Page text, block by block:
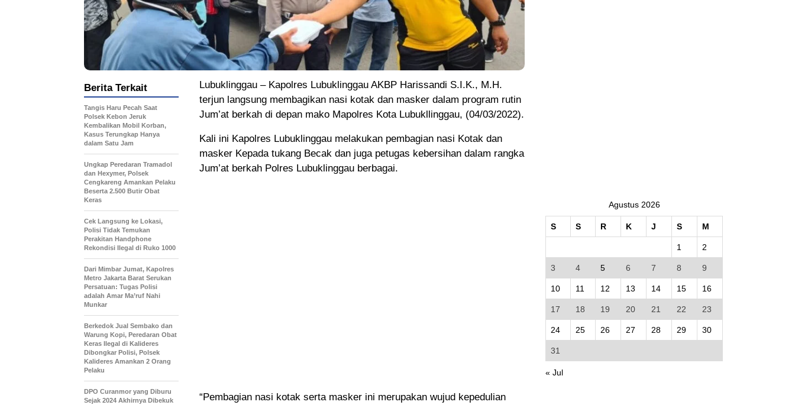
Lubuklinggau – Kapolres Lubuklinggau AKBP Harissandi S.I.K., M.H.
terjun langsung membagikan nasi kotak dan masker dalam program rutin
Jum’at berkah di depan mako Mapolres Kota Lubukllinggau, (04/03/2022).
Kali ini Kapolres Lubuklinggau melakukan pembagian nasi Kotak dan
masker Kepada tukang Becak dan juga petugas kebersihan dalam rangka
Jum’at berkah Polres Lubuklinggau berbagai.
“Pembagian nasi kotak serta masker ini merupakan wujud kepedulian
Berita Terkait
Tangis Haru Pecah Saat
Polsek Kebon Jeruk
Kembalikan Mobil Korban,
Kasus Terungkap Hanya
dalam Satu Jam
Ungkap Peredaran Tramadol
dan Hexymer, Polsek
Cengkareng Amankan Pelaku
Beserta 2.500 Butir Obat
Keras
Cek Langsung ke Lokasi,
Polisi Tidak Temukan
Perakitan Handphone
Rekondisi Ilegal di Ruko 1000
Dari Mimbar Jumat, Kapolres
Metro Jakarta Barat Serukan
Persatuan: Tugas Polisi
adalah Amar Ma’ruf Nahi
Munkar
Berkedok Jual Sembako dan
Warung Kopi, Peredaran Obat
Keras Ilegal di Kalideres
Dibongkar Polisi, Polsek
Kalideres Amankan 2 Orang
Pelaku
DPO Curanmor yang Diburu
Sejak 2024 Akhirnya Dibekuk
Agustus 2026
S S R K J S M
1 2
3 4 5 6 7 8 9
10 11 12 13 14 15 16
17 18 19 20 21 22 23
24 25 26 27 28 29 30
31
« Jul